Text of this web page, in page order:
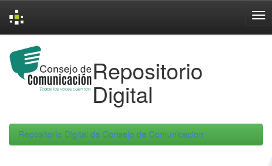
navigation
Repositorio
Digital
Repositorio Digital de Consejo de Comunicacion